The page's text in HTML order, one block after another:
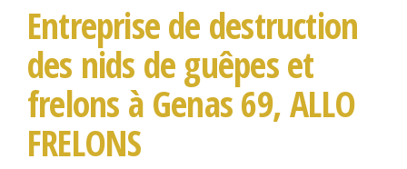
Entreprise de destruction
des nids de guêpes et
frelons à Genas 69, ALLO
FRELONS